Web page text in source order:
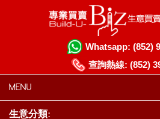
Whatsapp: (852)
查詢熱線: (852)
MENU
生意分類: